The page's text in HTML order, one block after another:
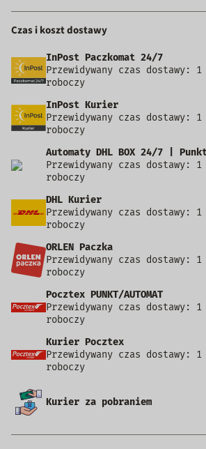
Czas i koszt dostawy
InPost Paczkomat 24/7
Przewidywany czas dostawy:
roboczy
InPost Kurier
Przewidywany czas dostawy:
roboczy
Automaty DHL BOX 24/7 |
Przewidywany czas dostawy:
roboczy
DHL Kurier
Przewidywany czas dostawy:
roboczy
ORLEN Paczka
Przewidywany czas dostawy:
roboczy
Pocztex PUNKT/AUTOMAT
Przewidywany czas dostawy:
roboczy
Kurier Pocztex
Przewidywany czas dostawy:
roboczy
Kurier za pobraniem